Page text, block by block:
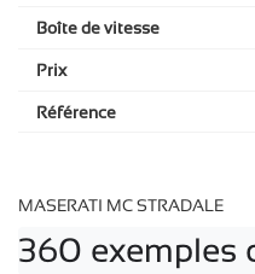
Boîte de vitesse
Prix
Référence
MASERATI MC STRADALE
360 exemples